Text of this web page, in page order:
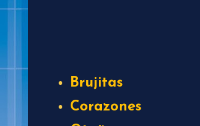
Brujitas
Corazones